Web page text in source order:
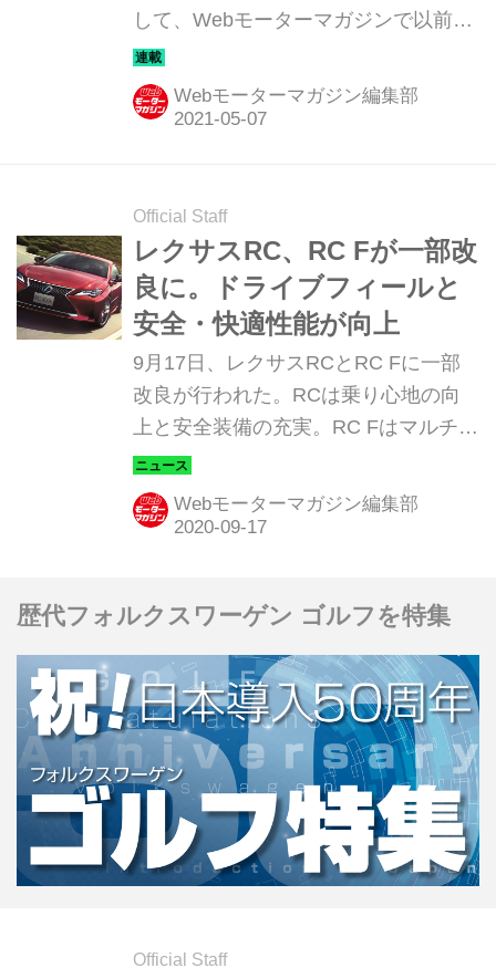
して、Webモーターマガジンで以前に
連載した「平成スポーツカー図鑑」か
ら、人気のあったモデルTop10をカウ
ントダウン方式で紹介しよう。第2位
Webモーターマガジン編集部
Official Staff
レクサスRC、RC Fが一部改
良に。ドライブフィールと
安全・快適性能が向上
9月17日、レクサスRCとRC Fに一部
改良が行われた。RCは乗り心地の向
上と安全装備の充実。RC Fはマルチメ
ディア対応の利便性の向上が図られ
た。
Webモーターマガジン編集部
歴代フォルクスワーゲン ゴルフを特集
Official Staff